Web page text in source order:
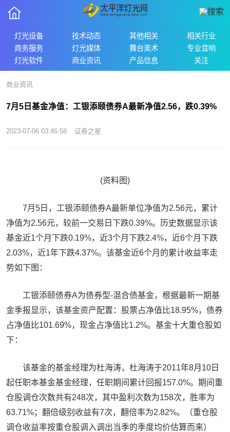
灯光设备 技术动态 其他相关
相关行业
商务服务
灯光媒体 舞台美术
专业音响
灯光软件
商业资讯 产品信息 关注
商业资讯
7月5日基金净值：工银添颐债券A最新净值2.56，跌0.39%
2023-07-06 03:46:58 证券之星
(资料图)
7月5日，工银添颐债券A最新单位净值为2.56元，累计
净值为2.56元，较前一交易日下跌0.39%。历史数据显示该
基金近1个月下跌0.19%，近3个月下跌2.4%，近6个月下跌
2.03%，近1年下跌4.37%。该基金近6个月的累计收益率走
势如下图：
工银添颐债券A为债券型-混合债基金，根据最新一期基
金季报显示，该基金资产配置：股票占净值比18.95%，债券
占净值比101.69%，现金占净值比1.2%。基金十大重仓股如
下：
该基金的基金经理为杜海涛，杜海涛于2011年8月10日
起任职本基金基金经理，任职期间累计回报157.0%。期间重
仓股调仓次数共有248次，其中盈利次数为158次，胜率为
63.71%；翻倍级别收益有7次，翻倍率为2.82%。（重仓股
调仓收益率按重仓股调入调出当季的季度均价估算而来）